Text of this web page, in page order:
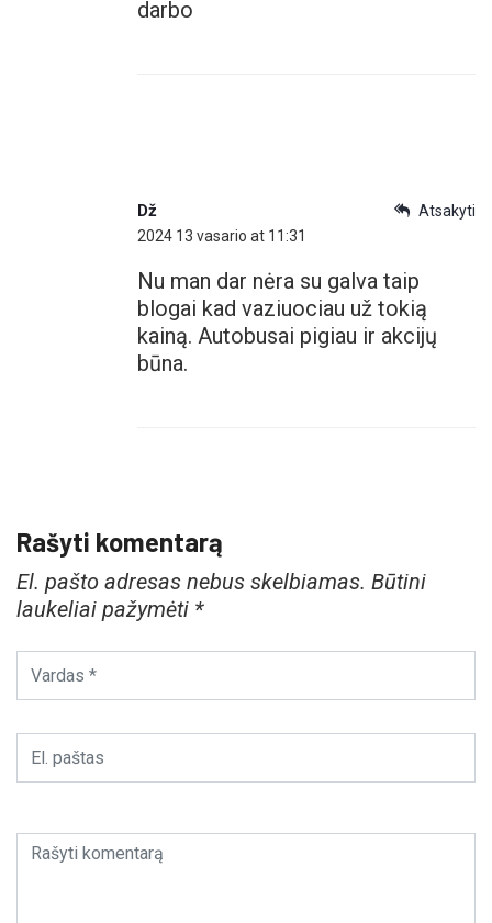
darbo
Atsakyti
Dž
2024 13 vasario at 11:31
Nu man dar nėra su galva taip
blogai kad vaziuociau už tokią
kainą. Autobusai pigiau ir akcijų
būna.
Rašyti komentarą
El. pašto adresas nebus skelbiamas. Būtini
laukeliai pažymėti *